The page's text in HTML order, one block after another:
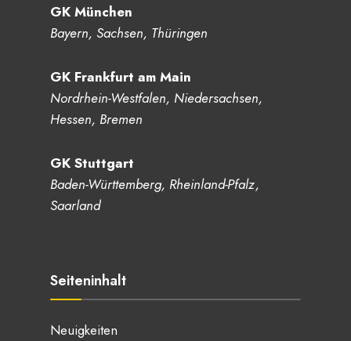
GK München
Bayern, Sachsen, Thüringen
GK Frankfurt am Main
Nordrhein-Westfalen, Niedersachsen,
Hessen, Bremen
GK Stuttgart
Baden-Württemberg, Rheinland-Pfalz,
Saarland
Seiteninhalt
Neuigkeiten